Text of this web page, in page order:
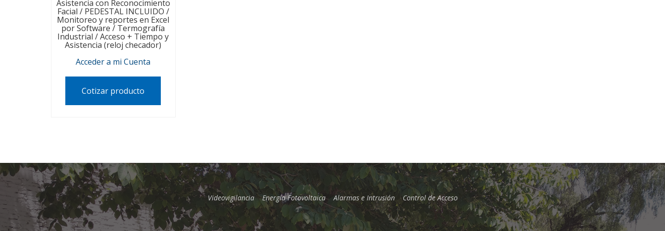
Asistencia con Reconocimiento
Facial / PEDESTAL INCLUIDO /
Monitoreo y reportes en Excel
por Software / Termografía
Industrial / Acceso + Tiempo y
Asistencia (reloj checador)
Acceder a mi Cuenta
Cotizar producto
Videovigilancia Energía Fotovoltaica Alarmas e Intrusión Control de Acceso